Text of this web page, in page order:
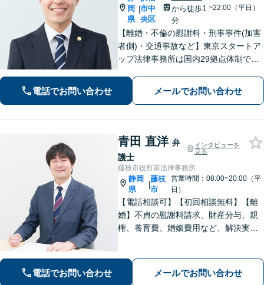
岡
県
|市中
央区
から徒歩1
分
~22:00（平日）
【離婚・不倫の慰謝料・刑事事件(加害
者側)・交通事故など】東京スタートア
ップ法律事務所は国内29拠点体制で全
対応(法律相談は完全予約制)】各分野で
専門性の高い弁護士が寄り添い解決を
電話でお問い合わせ メールでお問い合わせ
青田 直洋 弁
護士
インタビューを
見る
藤枝市役所前法律事務所
静岡
県
|
藤枝
市
営業時間：08:00~20:00（平
日）
【電話相談可】【初回相談無料】【離
婚】不貞の慰謝料請求、財産分与、親
権、養育費、婚姻費用など、解決実績
ションを取りながらお話を進めてまい
ります【法テラス利用可】【藤枝市役
電話でお問い合わせ メールでお問い合わせ